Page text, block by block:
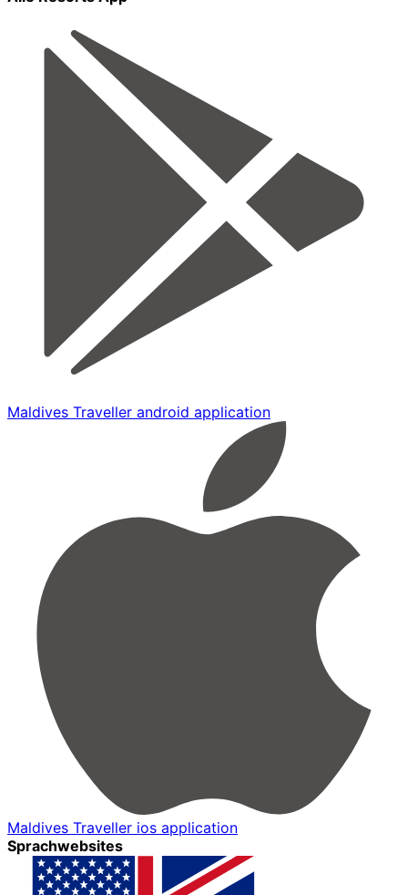
Maldives Traveller android application
Maldives Traveller ios application
Sprachwebsites